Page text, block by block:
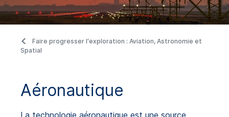
Faire progresser l'exploration : Aviation, Astronomie et
Spatial
Aéronautique
La technologie aéronautique est une source